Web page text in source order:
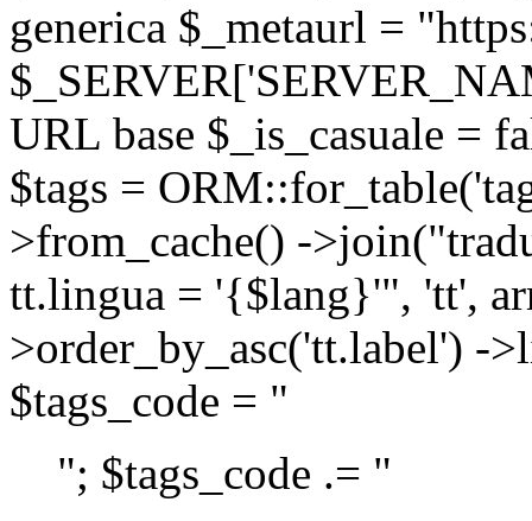
generica $_metaurl =
URL base $_is_casuale =
$tags =
>from_cache() -
tt.lingua = '{$lang}'", 'tt',
>order_by_asc('tt.label') -
$tags_code = "
"; $tags_code .= "